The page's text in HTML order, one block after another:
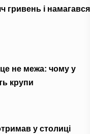
гривень і намагався
це не межа: чому у
крупи
у столиці